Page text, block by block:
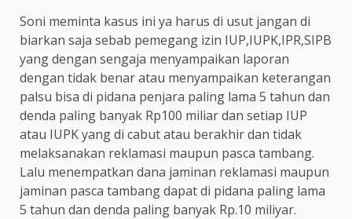
Soni meminta kasus ini ya harus di usut jangan di
biarkan saja sebab pemegang izin IUP,IUPK,IPR,SIPB
yang dengan sengaja menyampaikan laporan
dengan tidak benar atau menyampaikan keterangan
palsu bisa di pidana penjara paling lama 5 tahun dan
denda paling banyak Rp100 miliar dan setiap IUP
atau IUPK yang di cabut atau berakhir dan tidak
melaksanakan reklamasi maupun pasca tambang.
Lalu menempatkan dana jaminan reklamasi maupun
jaminan pasca tambang dapat di pidana paling lama
5 tahun dan denda paling banyak Rp.10 miliyar.